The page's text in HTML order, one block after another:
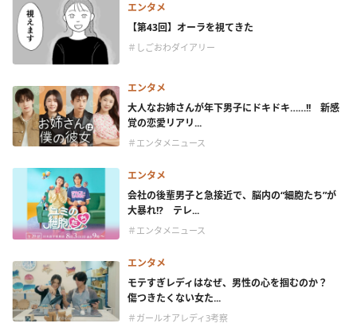
エンタメ
【第43回】オーラを視てきた
＃しごおわダイアリー
エンタメ
大人なお姉さんが年下男子にドキドキ……!! 新感
覚の恋愛リアリ...
＃エンタメニュース
エンタメ
会社の後輩男子と急接近で、脳内の“細胞たち”が
大暴れ!? テレ...
＃エンタメニュース
エンタメ
モテすぎレディはなぜ、男性の心を掴むのか？
傷つきたくない女た...
＃ガールオアレディ3考察